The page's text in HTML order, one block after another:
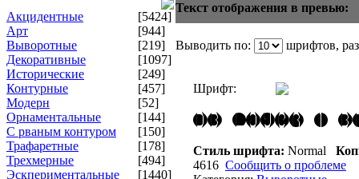
Акцидентные
[5424]
Арт
[944]
Выворотные
[219]
Декоративные
[1097]
Исторические
[249]
Контурные
[457]
Модерн
[52]
Орнаментальные
[144]
С рваным контуром
[150]
Трафаретные
[178]
Трехмерные
[494]
Эскпериментальные
[1440]
Текст отображения в превью:
Выводить по: шрифтов,
Шрифт:
Стиль шрифта: Normal
4616 Сообщить о проблеме